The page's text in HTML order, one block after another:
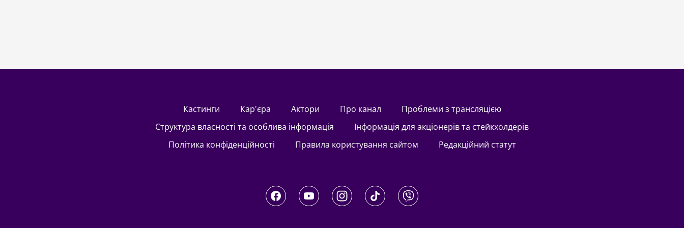
кастинги Кар'єра актори Про канал
Проблеми з трансляцією
Структура власності та особлива інформація
Інформація для акціонерів та стейкхолдерів
Політика конфіденційності
Правила користування сайтом Редакційний статут